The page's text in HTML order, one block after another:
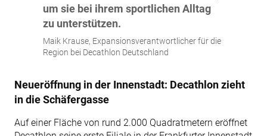
um sie bei ihrem sportlichen Alltag
zu unterstützen.
Maik Krause, Expansionsverantwortlicher für die
Region bei Decathlon Deutschland
Neueröffnung in der Innenstadt: Decathlon zieht
in die Schäfergasse
Auf einer Fläche von rund 2.000 Quadratmetern eröffnet